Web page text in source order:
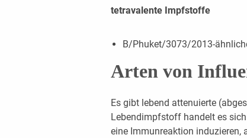
tetravalente Impfstoffe
B/Phuket/3073/2013-
Arten von
Es gibt lebend attenuierte
Lebendimpfstoff handelt es
eine Immunreaktion induzieren,